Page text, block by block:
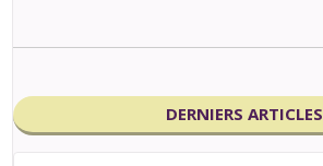
DERNIERS ARTICLES